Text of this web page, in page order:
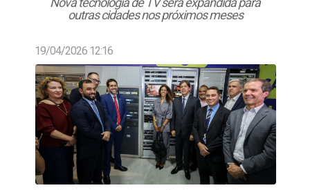
outras cidades nos próximos meses
19/04/2026 12:16